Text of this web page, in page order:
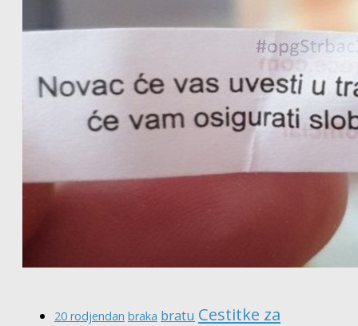
20 rodjendan braka bratu Cestitke za